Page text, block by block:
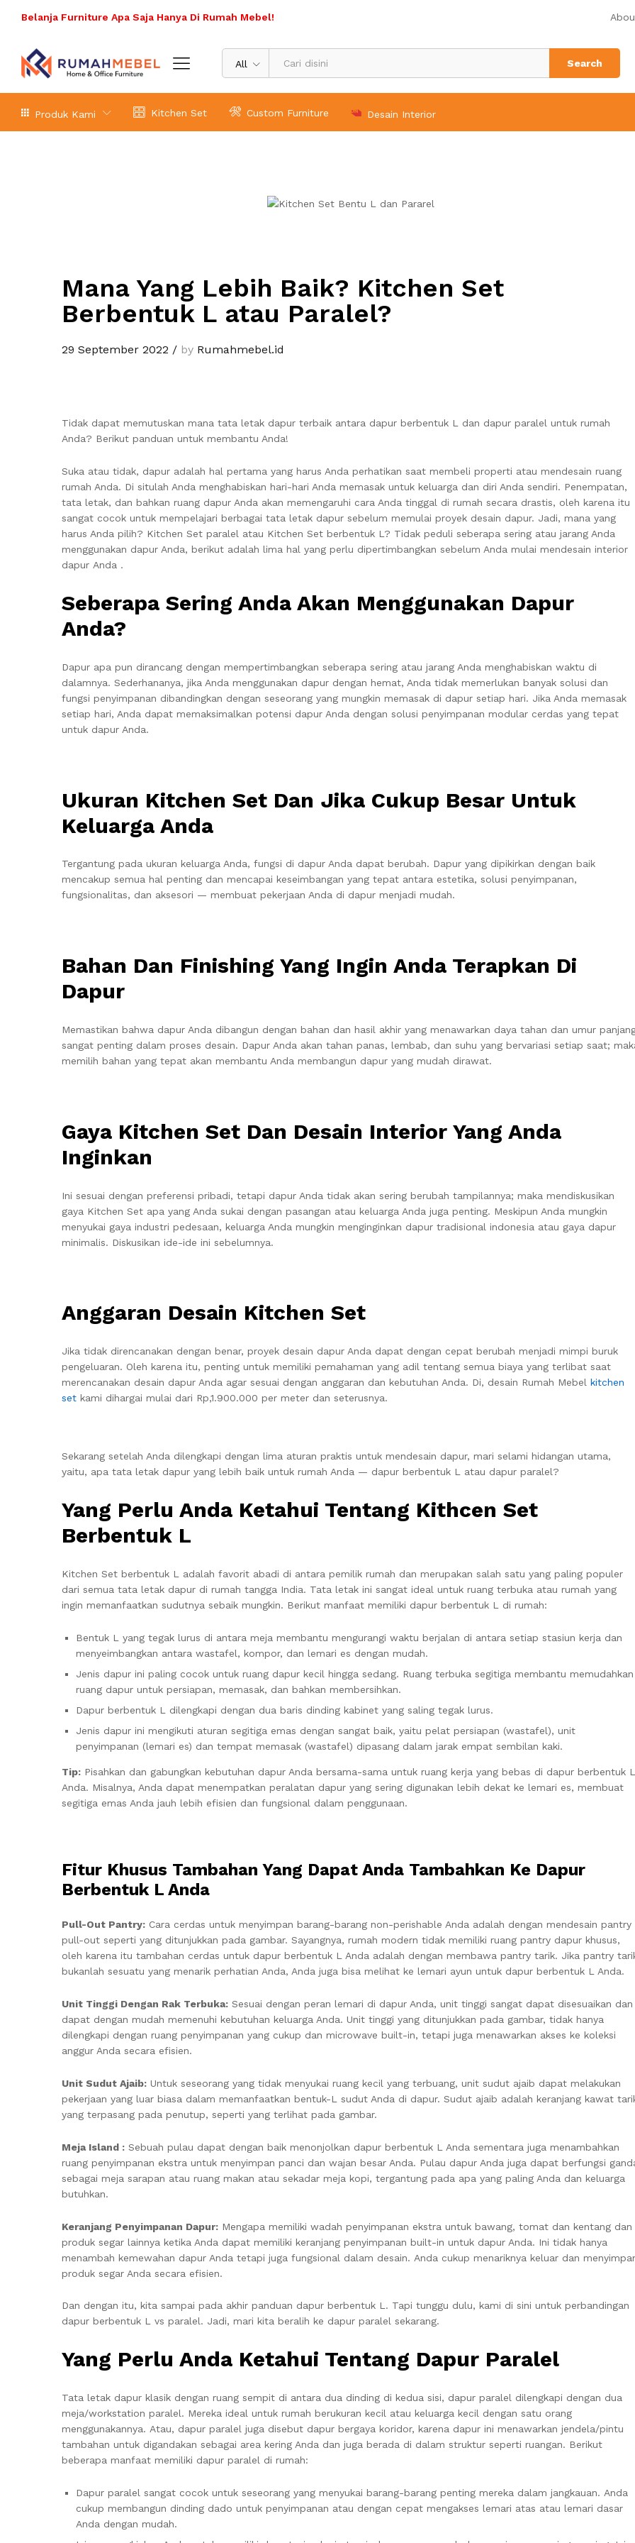
Belanja Furniture Apa Saja Hanya Di Rumah Mebel!
All Search
Produk Kami Kitchen Set Custom Furniture Desain Interior
Mana Yang Lebih Baik? Kitchen Set
Berbentuk L atau Paralel?
29 September 2022 / by Rumahmebel.id
Tidak dapat memutuskan mana tata letak dapur terbaik antara dapur berbentuk L dan dapur paralel untuk rumah
Anda? Berikut panduan untuk membantu Anda!
Suka atau tidak, dapur adalah hal pertama yang harus Anda perhatikan saat membeli properti atau mendesain ruang
rumah Anda. Di situlah Anda menghabiskan hari-hari Anda memasak untuk keluarga dan diri Anda sendiri. Penempatan,
tata letak, dan bahkan ruang dapur Anda akan memengaruhi cara Anda tinggal di rumah secara drastis, oleh karena itu
sangat cocok untuk mempelajari berbagai tata letak dapur sebelum memulai proyek desain dapur. Jadi, mana yang
harus Anda pilih? Kitchen Set paralel atau Kitchen Set berbentuk L? Tidak peduli seberapa sering atau jarang Anda
menggunakan dapur Anda, berikut adalah lima hal yang perlu dipertimbangkan sebelum Anda mulai mendesain interior
dapur Anda .
Seberapa Sering Anda Akan Menggunakan Dapur
Anda?
Dapur apa pun dirancang dengan mempertimbangkan seberapa sering atau jarang Anda menghabiskan waktu di
dalamnya. Sederhananya, jika Anda menggunakan dapur dengan hemat, Anda tidak memerlukan banyak solusi dan
fungsi penyimpanan dibandingkan dengan seseorang yang mungkin memasak di dapur setiap hari. Jika Anda memasak
setiap hari, Anda dapat memaksimalkan potensi dapur Anda dengan solusi penyimpanan modular cerdas yang tepat
untuk dapur Anda.
Ukuran Kitchen Set Dan Jika Cukup Besar Untuk
Keluarga Anda
Tergantung pada ukuran keluarga Anda, fungsi di dapur Anda dapat berubah. Dapur yang dipikirkan dengan baik
mencakup semua hal penting dan mencapai keseimbangan yang tepat antara estetika, solusi penyimpanan,
fungsionalitas, dan aksesori — membuat pekerjaan Anda di dapur menjadi mudah.
Bahan Dan Finishing Yang Ingin Anda Terapkan Di
Dapur
Memastikan bahwa dapur Anda dibangun dengan bahan dan hasil akhir yang menawarkan daya tahan dan umur
sangat penting dalam proses desain. Dapur Anda akan tahan panas, lembab, dan suhu yang bervariasi setiap saat;
memilih bahan yang tepat akan membantu Anda membangun dapur yang mudah dirawat.
Gaya Kitchen Set Dan Desain Interior Yang Anda
Inginkan
Ini sesuai dengan preferensi pribadi, tetapi dapur Anda tidak akan sering berubah tampilannya; maka mendiskusikan
gaya Kitchen Set apa yang Anda sukai dengan pasangan atau keluarga Anda juga penting. Meskipun Anda mungkin
menyukai gaya industri pedesaan, keluarga Anda mungkin menginginkan dapur tradisional indonesia atau gaya dapur
minimalis. Diskusikan ide-ide ini sebelumnya.
Anggaran Desain Kitchen Set
Jika tidak direncanakan dengan benar, proyek desain dapur Anda dapat dengan cepat berubah menjadi mimpi buruk
pengeluaran. Oleh karena itu, penting untuk memiliki pemahaman yang adil tentang semua biaya yang terlibat saat
merencanakan desain dapur Anda agar sesuai dengan anggaran dan kebutuhan Anda. Di, desain Rumah Mebel kitchen
set kami dihargai mulai dari Rp,1.900.000 per meter dan seterusnya.
Sekarang setelah Anda dilengkapi dengan lima aturan praktis untuk mendesain dapur, mari selami hidangan utama,
yaitu, apa tata letak dapur yang lebih baik untuk rumah Anda — dapur berbentuk L atau dapur paralel?
Yang Perlu Anda Ketahui Tentang Kithcen Set
Berbentuk L
Kitchen Set berbentuk L adalah favorit abadi di antara pemilik rumah dan merupakan salah satu yang paling populer
dari semua tata letak dapur di rumah tangga India. Tata letak ini sangat ideal untuk ruang terbuka atau rumah yang
ingin memanfaatkan sudutnya sebaik mungkin. Berikut manfaat memiliki dapur berbentuk L di rumah:
Bentuk L yang tegak lurus di antara meja membantu mengurangi waktu berjalan di antara setiap stasiun kerja dan
menyeimbangkan antara wastafel, kompor, dan lemari es dengan mudah.
Jenis dapur ini paling cocok untuk ruang dapur kecil hingga sedang. Ruang terbuka segitiga membantu memudahkan
ruang dapur untuk persiapan, memasak, dan bahkan membersihkan.
Dapur berbentuk L dilengkapi dengan dua baris dinding kabinet yang saling tegak lurus.
Jenis dapur ini mengikuti aturan segitiga emas dengan sangat baik, yaitu pelat persiapan (wastafel), unit
penyimpanan (lemari es) dan tempat memasak (wastafel) dipasang dalam jarak empat sembilan kaki.
Tip: Pisahkan dan gabungkan kebutuhan dapur Anda bersama-sama untuk ruang kerja yang bebas di dapur berbentuk L
Anda. Misalnya, Anda dapat menempatkan peralatan dapur yang sering digunakan lebih dekat ke lemari es, membuat
segitiga emas Anda jauh lebih efisien dan fungsional dalam penggunaan.
Fitur Khusus Tambahan Yang Dapat Anda Tambahkan Ke Dapur
Berbentuk L Anda
Pull-Out Pantry: Cara cerdas untuk menyimpan barang-barang non-perishable Anda adalah dengan mendesain pantry
pull-out seperti yang ditunjukkan pada gambar. Sayangnya, rumah modern tidak memiliki ruang pantry dapur khusus,
oleh karena itu tambahan cerdas untuk dapur berbentuk L Anda adalah dengan membawa pantry tarik. Jika pantry
bukanlah sesuatu yang menarik perhatian Anda, Anda juga bisa melihat ke lemari ayun untuk dapur berbentuk L Anda.
Unit Tinggi Dengan Rak Terbuka: Sesuai dengan peran lemari di dapur Anda, unit tinggi sangat dapat disesuaikan dan
dapat dengan mudah memenuhi kebutuhan keluarga Anda. Unit tinggi yang ditunjukkan pada gambar, tidak hanya
dilengkapi dengan ruang penyimpanan yang cukup dan microwave built-in, tetapi juga menawarkan akses ke koleksi
anggur Anda secara efisien.
Unit Sudut Ajaib: Untuk seseorang yang tidak menyukai ruang kecil yang terbuang, unit sudut ajaib dapat melakukan
pekerjaan yang luar biasa dalam memanfaatkan bentuk-L sudut Anda di dapur. Sudut ajaib adalah keranjang kawat
yang terpasang pada penutup, seperti yang terlihat pada gambar.
Meja Island : Sebuah pulau dapat dengan baik menonjolkan dapur berbentuk L Anda sementara juga menambahkan
ruang penyimpanan ekstra untuk menyimpan panci dan wajan besar Anda. Pulau dapur Anda juga dapat berfungsi
sebagai meja sarapan atau ruang makan atau sekadar meja kopi, tergantung pada apa yang paling Anda dan keluarga
butuhkan.
Keranjang Penyimpanan Dapur: Mengapa memiliki wadah penyimpanan ekstra untuk bawang, tomat dan kentang dan
produk segar lainnya ketika Anda dapat memiliki keranjang penyimpanan built-in untuk dapur Anda. Ini tidak hanya
menambah kemewahan dapur Anda tetapi juga fungsional dalam desain. Anda cukup menariknya keluar dan
produk segar Anda secara efisien.
Dan dengan itu, kita sampai pada akhir panduan dapur berbentuk L. Tapi tunggu dulu, kami di sini untuk perbandingan
dapur berbentuk L vs paralel. Jadi, mari kita beralih ke dapur paralel sekarang.
Yang Perlu Anda Ketahui Tentang Dapur Paralel
Tata letak dapur klasik dengan ruang sempit di antara dua dinding di kedua sisi, dapur paralel dilengkapi dengan dua
meja/workstation paralel. Mereka ideal untuk rumah berukuran kecil atau keluarga kecil dengan satu orang
menggunakannya. Atau, dapur paralel juga disebut dapur bergaya koridor, karena dapur ini menawarkan jendela/pintu
tambahan untuk digandakan sebagai area kering Anda dan juga berada di dalam struktur seperti ruangan. Berikut
beberapa manfaat memiliki dapur paralel di rumah:
Dapur paralel sangat cocok untuk seseorang yang menyukai barang-barang penting mereka dalam jangkauan. Anda
cukup membangun dinding dado untuk penyimpanan atau dengan cepat mengakses lemari atas atau lemari dasar
Anda dengan mudah.